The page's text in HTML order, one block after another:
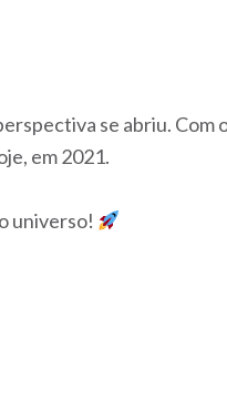
se abriu. Com
em 2021.
universo!